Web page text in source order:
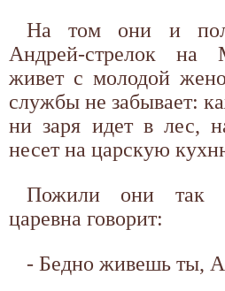
На том они и
Андрей-стрелок на
живет с молодой
службы не забывает:
ни заря идет в лес,
несет на царскую
Пожили они так
царевна говорит:
- Бедно живешь ты,